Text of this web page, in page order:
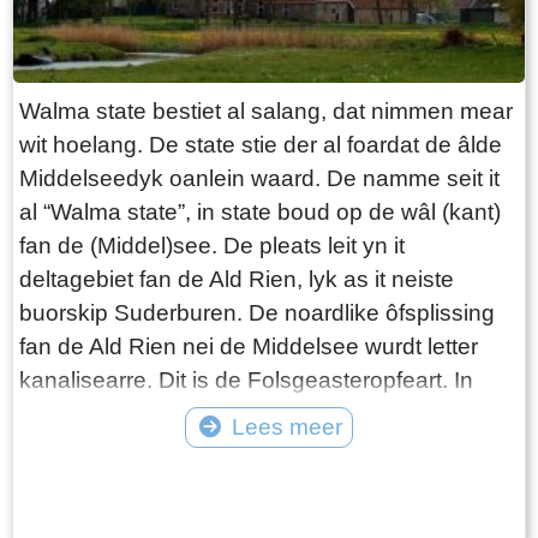
Brink krige as earste in telefoan. As men belje
woe, koe men dêr telâne, of de bakker kaam by
dy lâns as der in berjocht foar dy wie. Jo wisten
net better, sa groeiden wy op en it koe bêst. It
hûs bestie, útsein de bakkerij, út in wenkeamer,
in koken-keamer, in sliepkeamer en in winkel.
De bern sliepten boppe op ’e souder. De oven
fan de bakkerij waard earstoan ferwaarme troch
it ferbaarnen fan hout en turf. Letter waard de
oven ferwaarme troch middel fan in oaljebrâner.
De oalje waard opslein yn oaljefetten achter de
bakkerij. Yn de oarlochsjierren waarden de ruten
fan de bakkerij fertsjustere en learden
Walma state bestiet al salang, dat nimmen mear
wit hoelang. De state stie der al foardat de âlde
Middelseedyk oanlein waard. De namme seit it
al “Walma state”, in state boud op de wâl (kant)
fan de (Middel)see. De pleats leit yn it
deltagebiet fan de Ald Rien, lyk as it neiste
buorskip Suderburen. De noardlike ôfsplissing
fan de Ald Rien nei de Middelsee wurdt letter
kanalisearre. Dit is de Folsgeasteropfeart. In
wetterke dat hjirop út komt, is de âlde opfeart nei
de pleats. By it oanlizzen fan de âlde
Lees meer